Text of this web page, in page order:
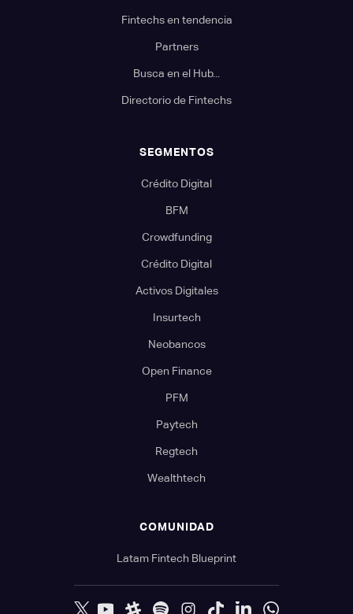
Fintechs en tendencia
Partners
Busca en el Hub...
Directorio de Fintechs
SEGMENTOS
Crédito Digital
BFM
Crowdfunding
Crédito Digital
Activos Digitales
Insurtech
Neobancos
Open Finance
PFM
Paytech
Regtech
Wealthtech
COMUNIDAD
Latam Fintech Blueprint